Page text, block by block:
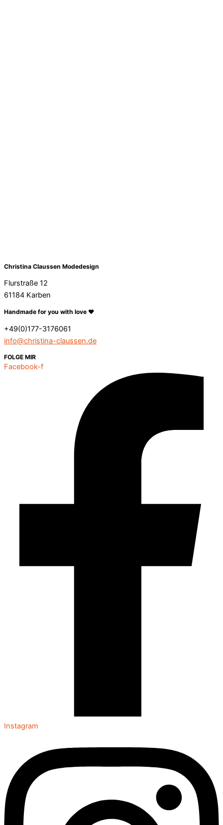
Christina Claussen Modedesign
Flurstraße 12
61184 Karben
Handmade for you with love ❤️
+49(0)177-3176061
info@christina-claussen.de
FOLGE MIR
Facebook-f
Instagram